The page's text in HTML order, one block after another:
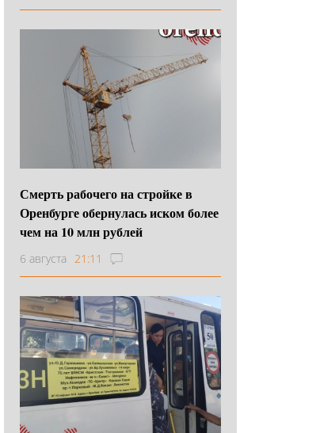
Смерть рабочего на стройке в
Оренбурге обернулась иском более
чем на 10 млн рублей
6 августа 21:11